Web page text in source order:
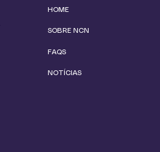
HOME
SOBRE NCN
FAQS
NOTÍCIAS